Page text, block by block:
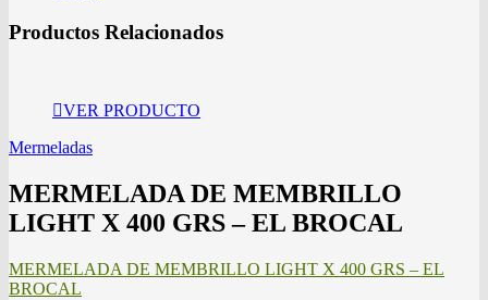
Productos Relacionados
VER PRODUCTO
Mermeladas
MERMELADA DE MEMBRILLO
LIGHT X 400 GRS – EL BROCAL
MERMELADA DE MEMBRILLO LIGHT X 400 GRS – EL
BROCAL